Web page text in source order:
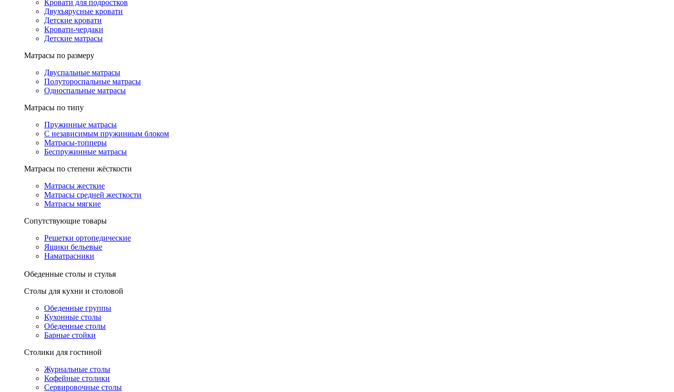
Кровати для подростков
Двухъярусные кровати
Детские кровати
Кровати-чердаки
Детские матрасы
Матрасы по размеру
Двуспальные матрасы
Полутороспальные матрасы
Односпальные матрасы
Матрасы по типу
Пружинные матрасы
С независимым пружинным блоком
Матрасы-топперы
Беспружинные матрасы
Матрасы по степени жёсткости
Матрасы жесткие
Матрасы средней жесткости
Матрасы мягкие
Сопутствующие товары
Решетки ортопедические
Ящики бельевые
Наматрасники
Обеденные столы и стулья
Столы для кухни и столовой
Обеденные группы
Кухонные столы
Обеденные столы
Барные стойки
Столики для гостиной
Журнальные столы
Кофейные столики
Сервировочные столы